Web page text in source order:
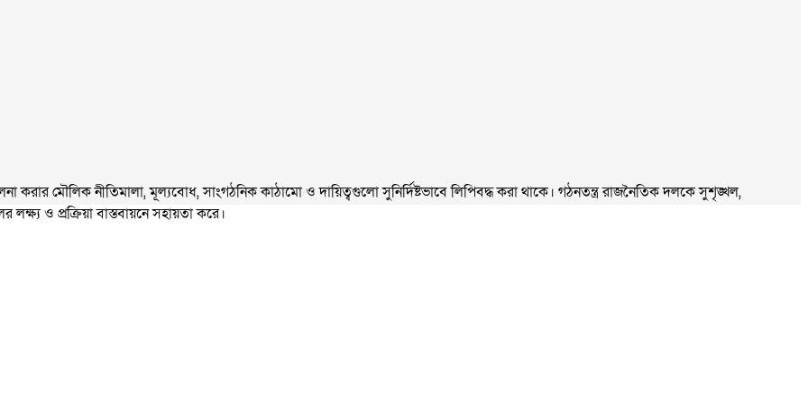
করার মৌলিক নীতিমালা, মূল্যবোধ, সাংগঠনিক কাঠামো ও দায়িত্বগুলো সুনির্দিষ্টভাবে লিপিবদ্ধ করা থাকে। গঠনতন্ত্র রাজনৈতিক দলকে সুশৃঙ্খল,
ও প্রক্রিয়া বাস্তবায়নে সহায়তা করে।